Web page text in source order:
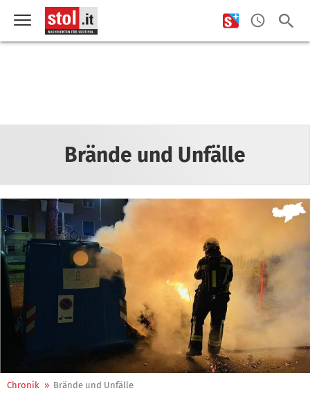
Brände und Unfälle
Chronik » Brände und Unfälle